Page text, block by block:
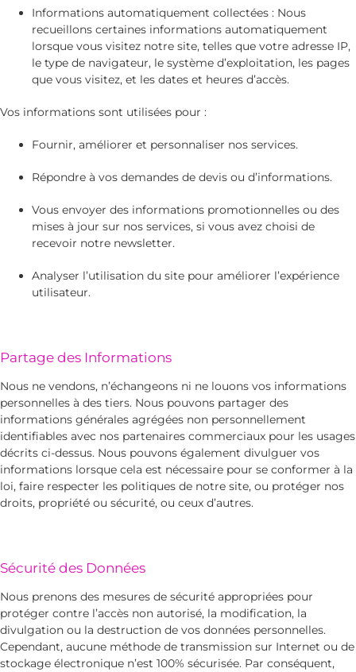
Informations automatiquement collectées : Nous
recueillons certaines informations automatiquement
lorsque vous visitez notre site, telles que votre adresse IP,
le type de navigateur, le système d’exploitation, les pages
que vous visitez, et les dates et heures d’accès.
Vos informations sont utilisées pour :
Fournir, améliorer et personnaliser nos services.
Répondre à vos demandes de devis ou d’informations.
Vous envoyer des informations promotionnelles ou des
mises à jour sur nos services, si vous avez choisi de
recevoir notre newsletter.
Analyser l’utilisation du site pour améliorer l’expérience
utilisateur.
Partage des Informations
Nous ne vendons, n’échangeons ni ne louons vos informations
personnelles à des tiers. Nous pouvons partager des
informations générales agrégées non personnellement
identifiables avec nos partenaires commerciaux pour les usages
décrits ci-dessus. Nous pouvons également divulguer vos
informations lorsque cela est nécessaire pour se conformer à la
loi, faire respecter les politiques de notre site, ou protéger nos
droits, propriété ou sécurité, ou ceux d’autres.
Sécurité des Données
Nous prenons des mesures de sécurité appropriées pour
protéger contre l’accès non autorisé, la modification, la
divulgation ou la destruction de vos données personnelles.
Cependant, aucune méthode de transmission sur Internet ou de
stockage électronique n’est 100% sécurisée. Par conséquent,